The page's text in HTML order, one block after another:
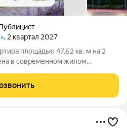
, 2 квартал 2027
площадью 47.62 кв. м на 2
в современном жилом
62.46 кв. м на 10 этаже.